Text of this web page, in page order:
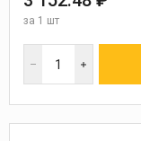
за 1 шт